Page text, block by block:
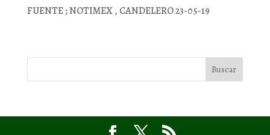
FUENTE ; NOTIMEX , CANDELERO 23-05-19